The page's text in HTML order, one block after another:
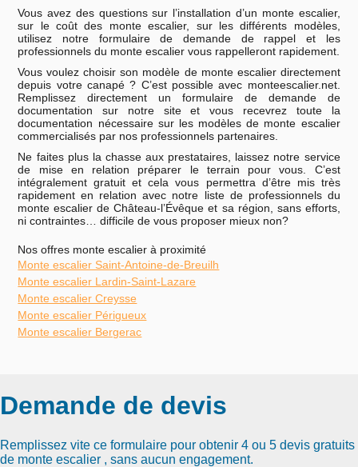
Vous avez des questions sur l’installation d’un monte escalier,
sur le coût des monte escalier, sur les différents modèles,
utilisez notre formulaire de demande de rappel et les
professionnels du monte escalier vous rappelleront rapidement.
Vous voulez choisir son modèle de monte escalier directement
depuis votre canapé ? C’est possible avec monteescalier.net.
Remplissez directement un formulaire de demande de
documentation sur notre site et vous recevrez toute la
documentation nécessaire sur les modèles de monte escalier
commercialisés par nos professionnels partenaires.
Ne faites plus la chasse aux prestataires, laissez notre service
de mise en relation préparer le terrain pour vous. C’est
intégralement gratuit et cela vous permettra d’être mis très
rapidement en relation avec notre liste de professionnels du
monte escalier de Château-l’Évêque et sa région, sans efforts,
ni contraintes… difficile de vous proposer mieux non?
Nos offres monte escalier à proximité
Monte escalier Saint-Antoine-de-Breuilh
Monte escalier Lardin-Saint-Lazare
Monte escalier Creysse
Monte escalier Périgueux
Monte escalier Bergerac
Demande de devis
Remplissez vite ce formulaire pour obtenir 4 ou 5 devis gratuits
de monte escalier , sans aucun engagement.